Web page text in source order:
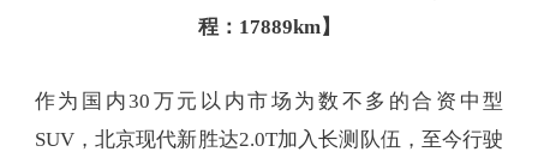
程：17889km】
作为国内30万元以内市场为数不多的合资中型
SUV，北京现代新胜达2.0T加入长测队伍，至今行驶